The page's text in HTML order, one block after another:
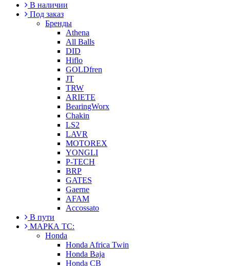
В наличии
Под заказ
Бренды
Athena
All Balls
DID
Hiflo
GOLDfren
JT
TRW
ARIETE
BearingWorx
Chakin
LS2
LAVR
MOTOREX
YONGLI
P-TECH
BRP
GATES
Gaerne
AFAM
Accossato
В пути
МАРКА ТС:
Honda
Honda Africa Twin
Honda Baja
Honda CB